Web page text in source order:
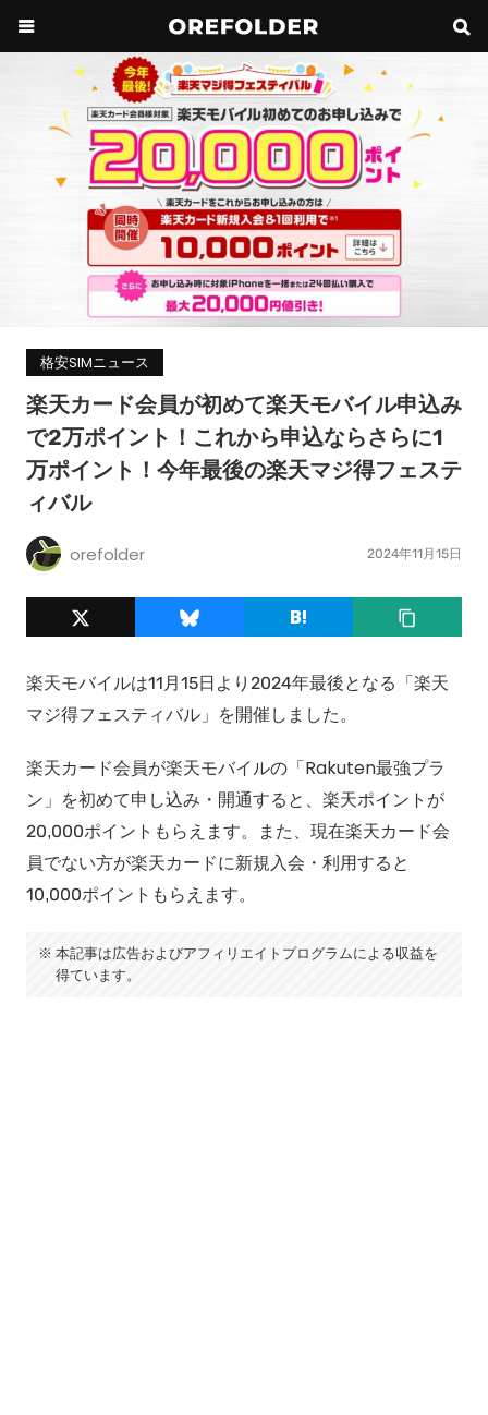
格安SIMニュース
楽天カード会員が初めて楽天モバイル申込み
で2万ポイント！これから申込ならさらに1
万ポイント！今年最後の楽天マジ得フェステ
ィバル
orefolder 2024年11月15日
楽天モバイルは11月15日より2024年最後となる「楽天
マジ得フェスティバル」を開催しました。
楽天カード会員が楽天モバイルの「Rakuten最強プラ
ン」を初めて申し込み・開通すると、楽天ポイントが
20,000ポイントもらえます。また、現在楽天カード会
員でない方が楽天カードに新規入会・利用すると
10,000ポイントもらえます。
本記事は広告およびアフィリエイトプログラムによる収益を
得ています。